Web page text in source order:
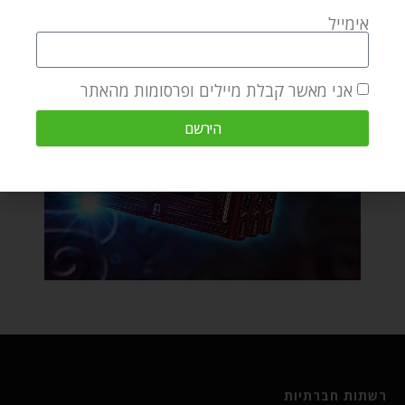
רשתות חברתיות
אימייל
אני מאשר קבלת מיילים ופרסומות מהאתר
הירשם